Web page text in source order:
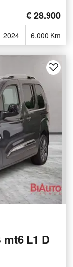
€ 28.900
2024 6.000 Km
mt6 L1 D